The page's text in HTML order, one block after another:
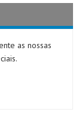
as nossas